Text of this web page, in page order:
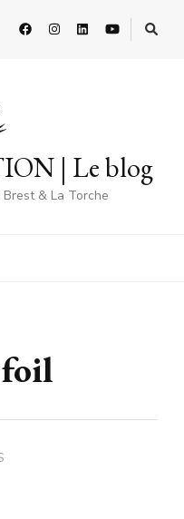
| Le blog
& La Torche